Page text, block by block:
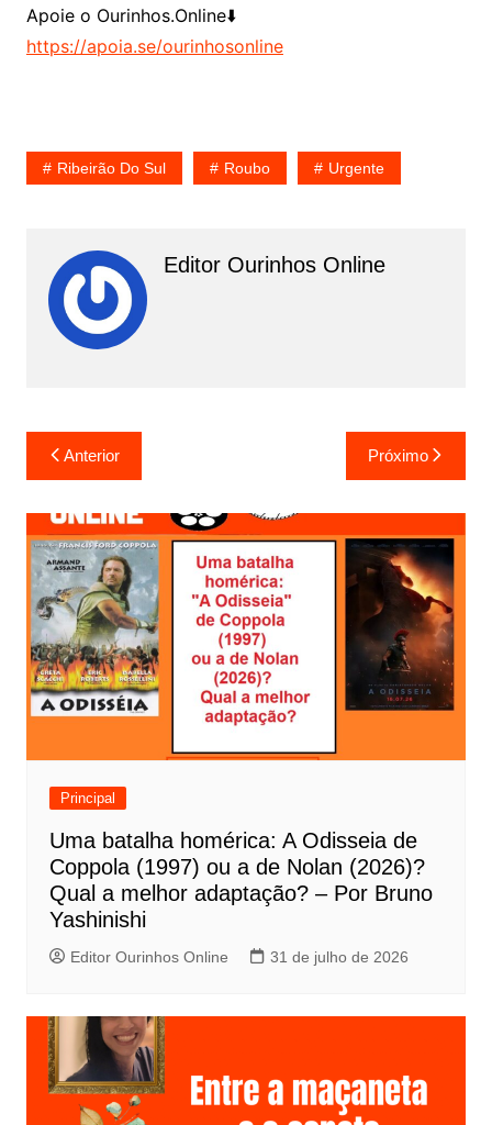
Apoie o Ourinhos.Online⬇️
https://apoia.se/ourinhosonline
Ribeirão Do Sul Roubo Urgente
Editor Ourinhos Online
a
v
e
g
a
ç
ã
o
d
Anterior Próximo
Principal
Uma batalha homérica: A Odisseia de
Coppola (1997) ou a de Nolan (2026)?
Qual a melhor adaptação? – Por Bruno
Yashinishi
Editor Ourinhos Online 31 de julho de 2026